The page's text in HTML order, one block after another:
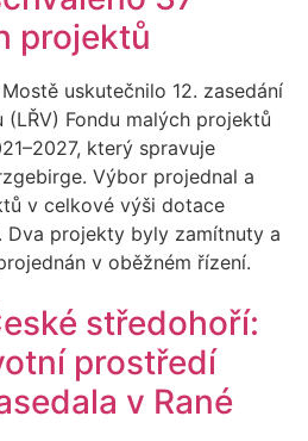
projektů
uskutečnilo 12. zasedání
Fondu malých projektů
který spravuje
Výbor projednal a
v celkové výši dotace
Dva projekty byly zamítnuty a
v oběžném řízení.
středohoří:
prostředí
v Rané